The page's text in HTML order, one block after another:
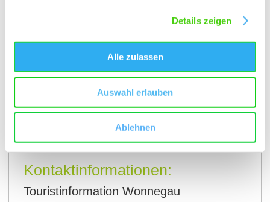
Details zeigen
Alle zulassen
Auswahl erlauben
Ablehnenauf Karte anzeigen
Kontaktinformationen:
Touristinformation Wonnegau